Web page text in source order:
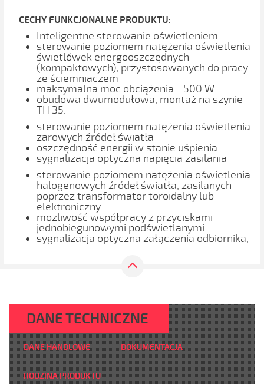
CECHY FUNKCJONALNE PRODUKTU:
Inteligentne sterowanie oświetleniem
sterowanie poziomem natężenia oświetlenia
świetlówek energooszczędnych
(kompaktowych), przystosowanych do pracy
ze ściemniaczem
maksymalna moc obciążenia - 500 W
obudowa dwumodułowa, montaż na szynie
TH 35.
sterowanie poziomem natężenia oświetlenia
żarowych źródeł światła
oszczędność energii w stanie uśpienia
sygnalizacja optyczna napięcia zasilania
sterowanie poziomem natężenia oświetlenia
halogenowych źródeł światła, zasilanych
poprzez transformator toroidalny lub
elektroniczny
możliwość współpracy z przyciskami
jednobiegunowymi podświetlanymi
sygnalizacja optyczna załączenia odbiornika,
DANE TECHNICZNE
DANE HANDLOWE DOKUMENTACJA
RODZINA PRODUKTU